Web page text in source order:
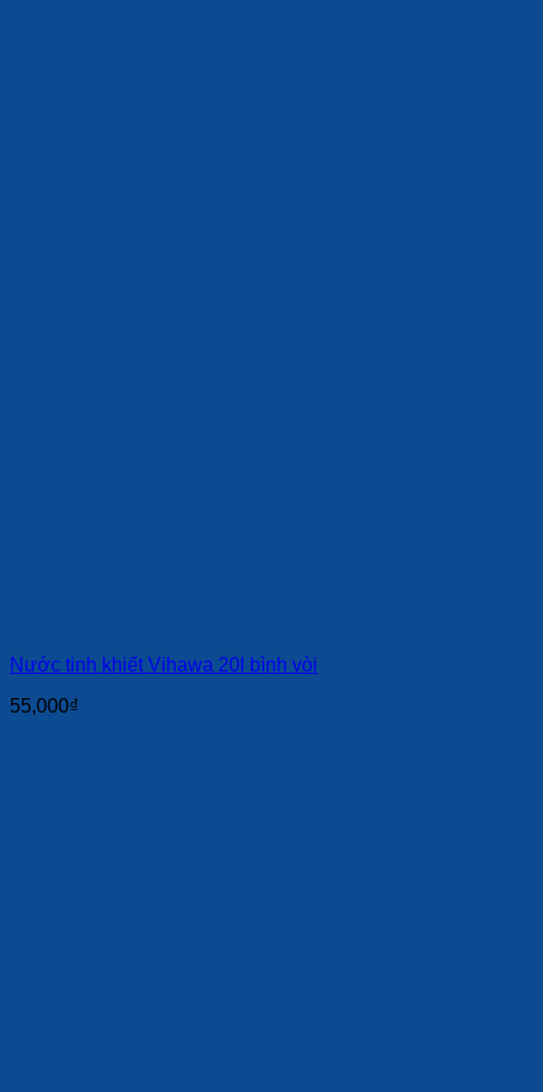
Nước tinh khiết Vihawa 20l bình vòi
55,000₫